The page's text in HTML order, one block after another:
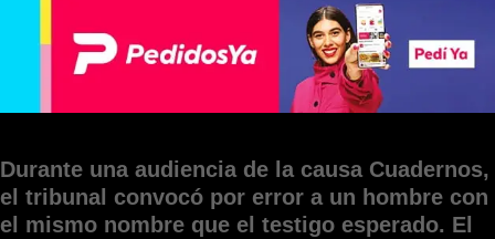
Durante una audiencia de la causa Cuadernos,
el tribunal convocó por error a un hombre con
el mismo nombre que el testigo esperado. El